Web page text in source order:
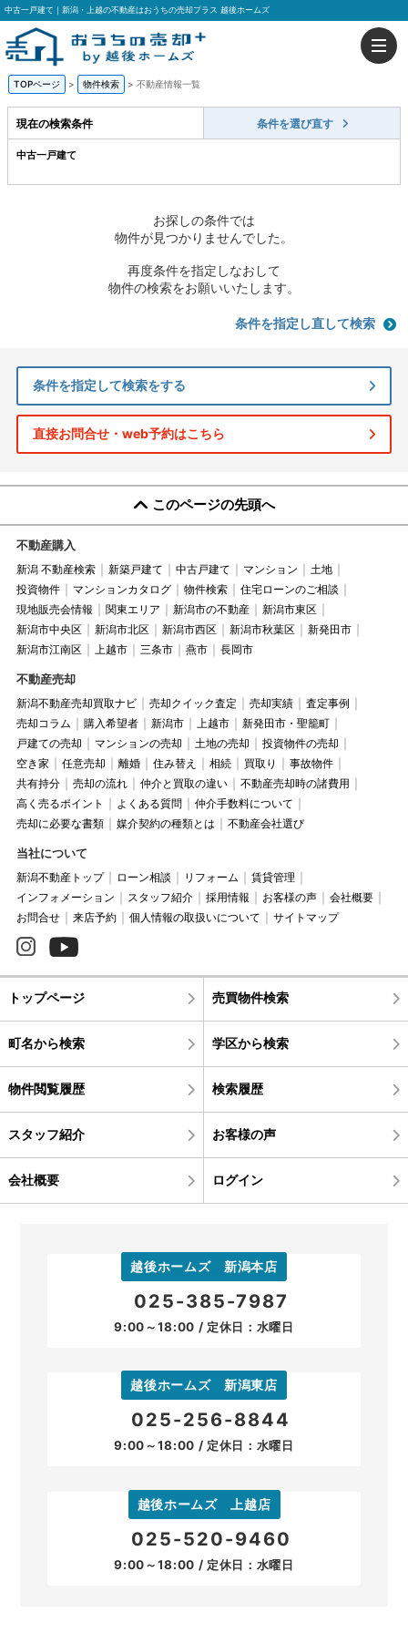
中古一戸建て｜新潟・上越の不動産はおうちの売却プラス 越後ホームズ
TOPページ > 物件検索 > 不動産情報一覧
現在の検索条件 条件を選び直す
中古一戸建て
お探しの条件では
物件が見つかりませんでした。
再度条件を指定しなおして
物件の検索をお願いいたします。
条件を指定し直して検索
条件を指定して検索をする
直接お問合せ・web予約はこちら
このページの先頭へ
不動産購入
新潟 不動産検索 新築戸建て 中古戸建て マンション
土地
投資物件
マンションカタログ 物件検索
住宅ローンのご相談
現地販売会情報
関東エリア 新潟市の不動産
新潟市東区
新潟市中央区
新潟市北区 新潟市西区 新潟市秋葉区
新発田市
新潟市江南区
上越市 三条市 燕市 長岡市
不動産売却
新潟不動産売却買取ナビ 売却クイック査定 売却実績
査定事例
売却コラム
購入希望者 新潟市 上越市
新発田市・聖籠町
戸建ての売却
マンションの売却 土地の売却
投資物件の売却
空き家
任意売却 離婚 住み替え 相続 買取り
事故物件
共有持分
売却の流れ 仲介と買取の違い
不動産売却時の諸費用
高く売るポイント
よくある質問
仲介手数料について
売却に必要な書類
媒介契約の種類とは 不動産会社選び
当社について
新潟不動産トップ ローン相談 リフォーム
賃貸管理
インフォメーション
スタッフ紹介 採用情報 お客様の声
会社概要
お問合せ
来店予約 個人情報の取扱いについて サイトマップ
トップページ 売買物件検索
町名から検索 学区から検索
物件閲覧履歴 検索履歴
スタッフ紹介 お客様の声
会社概要 ログイン
越後ホームズ 新潟本店
025-385-7987
9:00～18:00 / 定休日：水曜日
越後ホームズ 新潟東店
025-256-8844
9:00～18:00 / 定休日：水曜日
越後ホームズ 上越店
025-520-9460
9:00～18:00 / 定休日：水曜日